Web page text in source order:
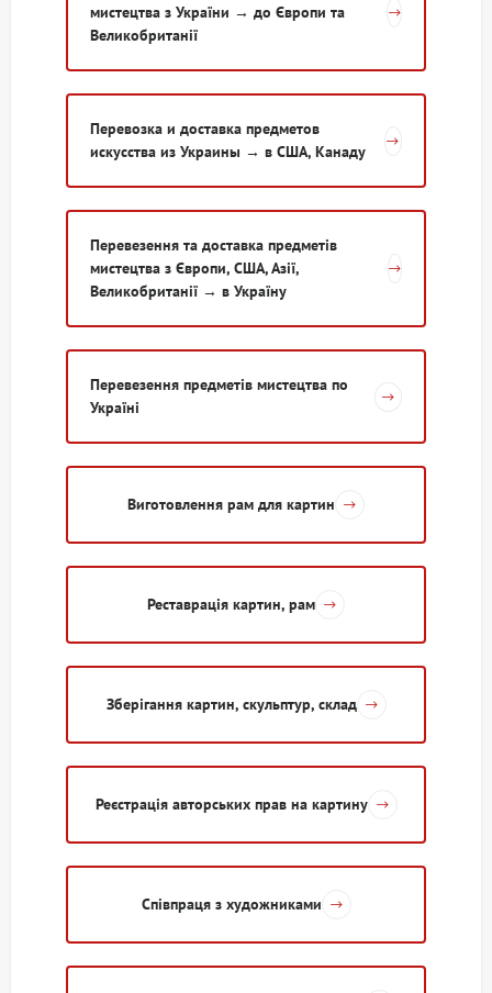
мистецтва з України → до Європи та
Великобританії
Перевозка и доставка предметов
искусства из Украины → в США, Канаду
Перевезення та доставка предметів
мистецтва з Європи, США, Азії,
Великобританії → в Україну
Перевезення предметів мистецтва по
Україні
Виготовлення рам для картин
Реставрація картин, рам
Зберігання картин, скульптур, склад
Реєстрація авторських прав на картину
Співпраця з художниками